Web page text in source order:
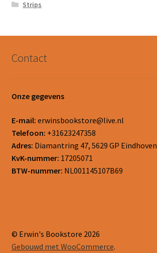
Strips
Contact
Onze gegevens
E-mail: erwinsbookstore@live.nl
Telefoon: +31623247358
Adres: Diamantring 47, 5629 GP Eindhoven
KvK-nummer: 17205071
BTW-nummer: NL001145107B69
© Erwin's Bookstore 2026
Gebouwd met WooCommerce.